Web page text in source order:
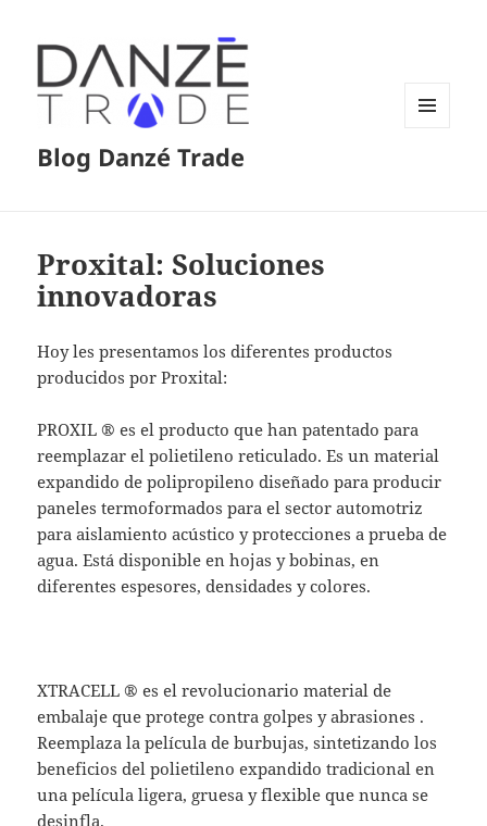
Blog Danzé Trade
Proxital: Soluciones
innovadoras
Hoy les presentamos los diferentes productos
producidos por Proxital:
PROXIL ® es el producto que han patentado para
reemplazar el polietileno reticulado. Es un material
expandido de polipropileno diseñado para producir
paneles termoformados para el sector automotriz
para aislamiento acústico y protecciones a prueba de
agua. Está disponible en hojas y bobinas, en
diferentes espesores, densidades y colores.
XTRACELL ® es el revolucionario material de
embalaje que protege contra golpes y abrasiones .
Reemplaza la película de burbujas, sintetizando los
beneficios del polietileno expandido tradicional en
una película ligera, gruesa y flexible que nunca se
desinfla.